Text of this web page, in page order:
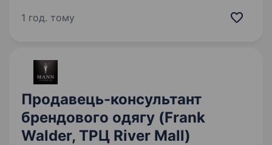
відповідатиме останнім тенденціям моди.
1 год. тому
Продавець-консультант
брендового одягу (Frank
Walder, ТРЦ River Mall)